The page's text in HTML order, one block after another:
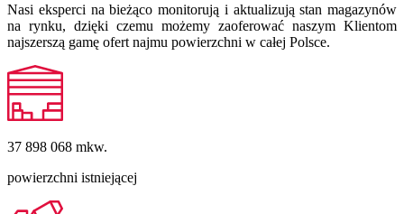
Nasi eksperci na bieżąco monitorują i aktualizują stan magazynów
na rynku, dzięki czemu możemy zaoferować naszym Klientom
najszerszą gamę ofert najmu powierzchni w całej Polsce.
37 898 068 mkw.
powierzchni istniejącej